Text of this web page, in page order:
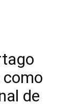
como
de